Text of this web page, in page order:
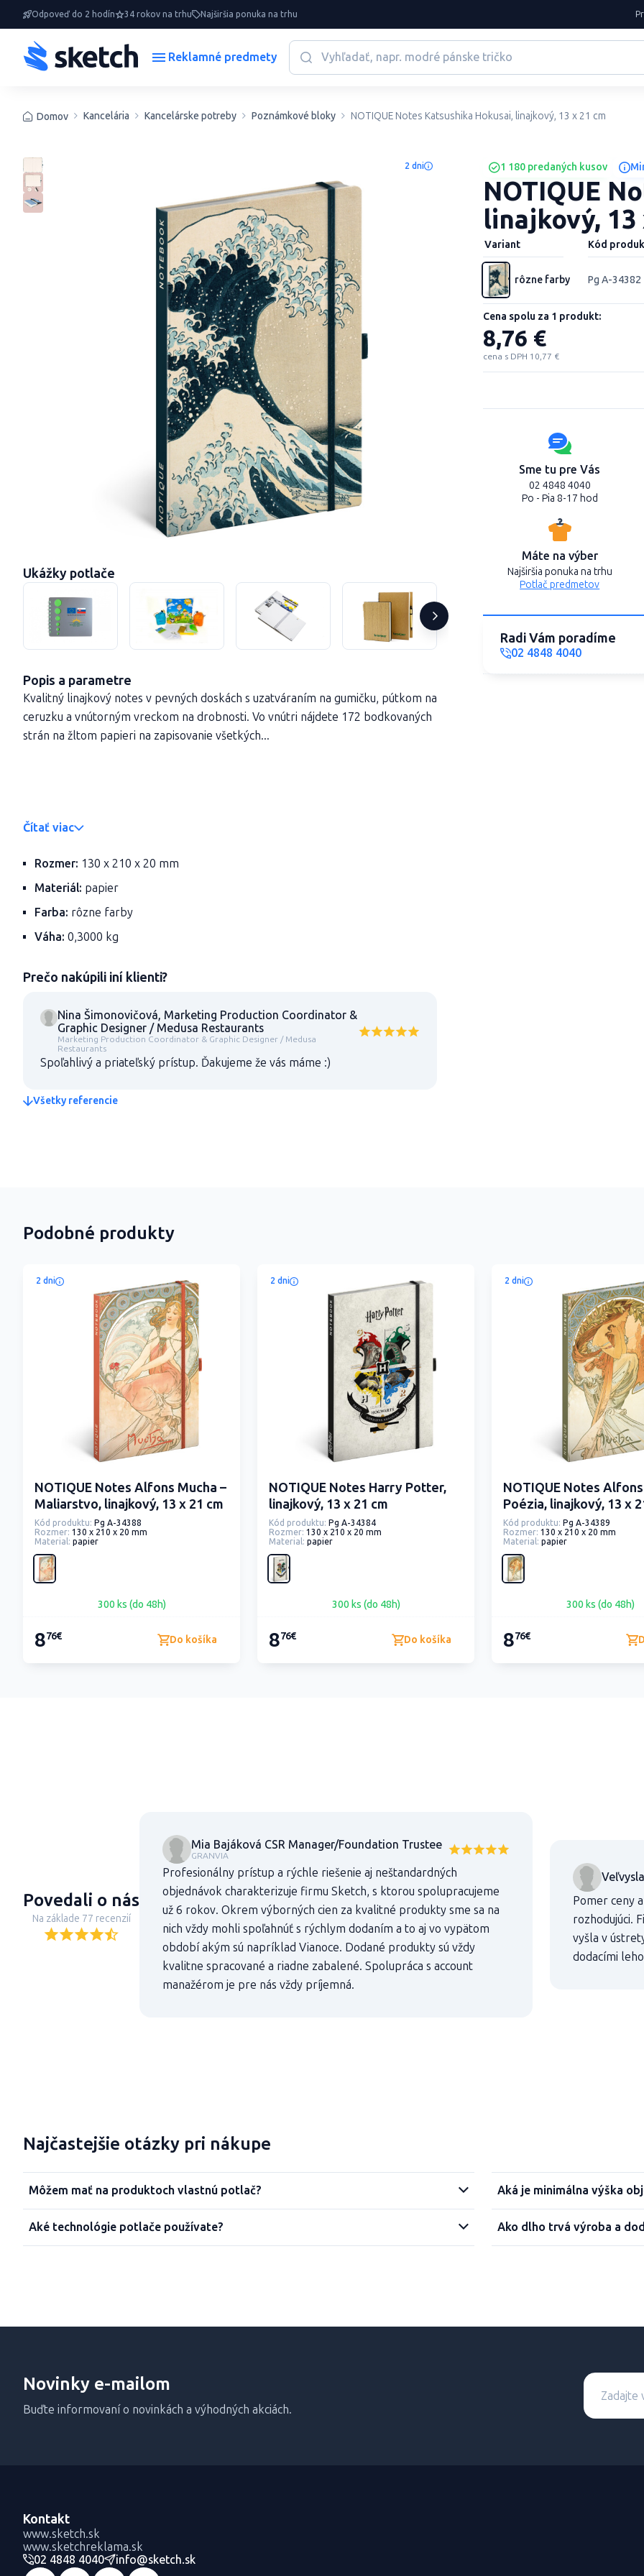
Odpoveď do 2 hodín 34 rokov na trhu Najširšia ponuka na trhu
Reklamné predmety
Domov Kancelária Kancelárske potreby Poznámkové bloky NOTIQUE Notes Katsushika Hokusai, linajkový, 13 x 21 cm
2 dni 1 180 predaných kusov
NOTIQUE
linajkový, 13
Variant Kód
rôzne farby Pg A-34382
Cena spolu za 1 produkt:
8,76 €
cena s DPH 10,77 €
Sme tu pre Vás
02 4848 4040
Po - Pia 8-17 hod
Máte na výber
Najširšia ponuka na trhu
Potlač predmetov
Radi Vám poradíme
02 4848 4040
Ukážky potlače
Popis a parametre
Kvalitný linajkový notes v pevných doskách s uzatváraním na gumičku, pútkom na
ceruzku a vnútorným vreckom na drobnosti. Vo vnútri nájdete 172 bodkovaných
strán na žltom papieri na zapisovanie všetkých...
Čítať viac
Rozmer: 130 x 210 x 20 mm
Materiál: papier
Farba: rôzne farby
Váha: 0,3000 kg
Prečo nakúpili iní klienti?
Nina Šimonovičová, Marketing Production Coordinator &
Graphic Designer / Medusa Restaurants
Marketing Production Coordinator & Graphic Designer / Medusa
Restaurants
Spoľahlivý a priateľský prístup. Ďakujeme že vás máme :)
Všetky referencie
Podobné produkty
2 dni
NOTIQUE Notes Alfons Mucha –
Maliarstvo, linajkový, 13 x 21 cm
Kód produktu: Pg A-34388
Rozmer: 130 x 210 x 20 mm
Material: papier
300 ks (do 48h)
876€ Do košíka
2 dni
NOTIQUE Notes Harry Potter,
linajkový, 13 x 21 cm
Kód produktu: Pg A-34384
Rozmer: 130 x 210 x 20 mm
Material: papier
300 ks (do 48h)
876€ Do košíka
2 dni
NOTIQUE Notes
Poézia, linajkový, 13 x
Kód produktu: Pg A-34389
Rozmer: 130 x 210 x 20 mm
Material: papier
300 ks (do 48h)
876€
Povedali o nás
Na základe 77 recenzií
Mia Bajáková CSR Manager/Foundation Trustee
GRANVIA
Profesionálny prístup a rýchle riešenie aj neštandardných
objednávok charakterizuje firmu Sketch, s ktorou spolupracujeme
už 6 rokov. Okrem výborných cien za kvalitné produkty sme sa na
nich vždy mohli spoľahnúť s rýchlym dodaním a to aj vo vypätom
období akým sú napríklad Vianoce. Dodané produkty sú vždy
kvalitne spracované a riadne zabalené. Spolupráca s account
manažérom je pre nás vždy príjemná.
Pomer ceny
rozhodujúci.
vyšla v
dodacími
Najčastejšie otázky pri nákupe
Môžem mať na produktoch vlastnú potlač?
Aké technológie potlače používate?
Aká je minimálna výška
Ako dlho trvá výroba a
Novinky e-mailom
Buďte informovaní o novinkách a výhodných akciách.
Kontakt
www.sketch.sk
www.sketchreklama.sk
02 4848 4040
info@sketch.sk